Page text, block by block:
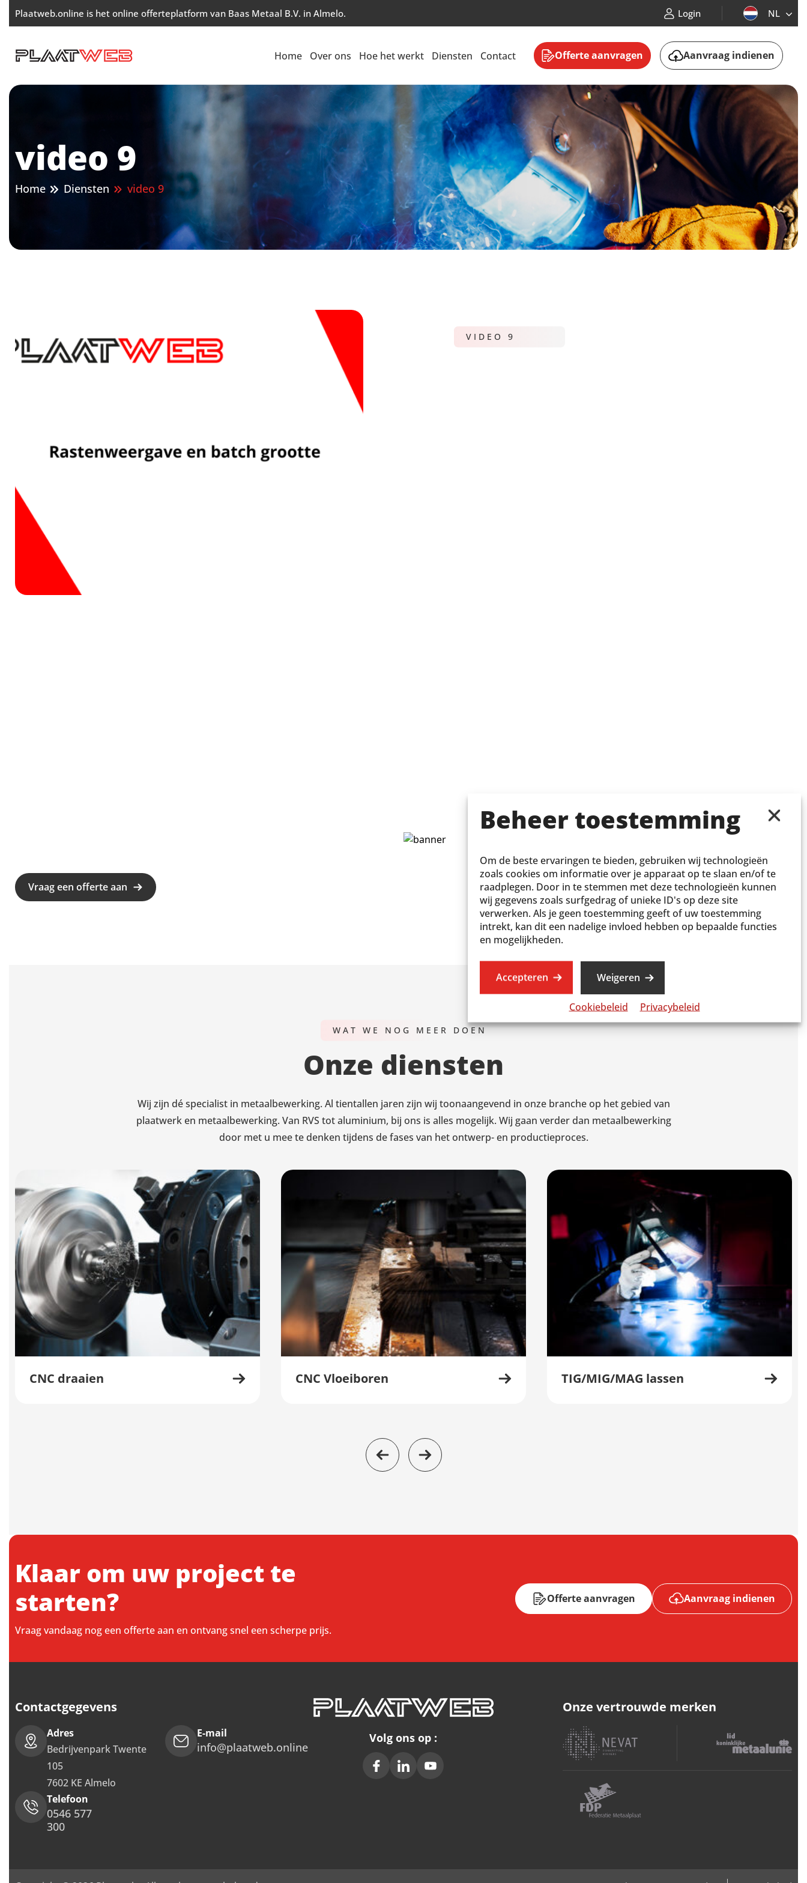
Beheer toestemming
Om de beste ervaringen te bieden, gebruiken wij technologieën
zoals cookies om informatie over je apparaat op te slaan en/of te
raadplegen. Door in te stemmen met deze technologieën kunnen
wij gegevens zoals surfgedrag of unieke ID's op deze site
verwerken. Als je geen toestemming geeft of uw toestemming
intrekt, kan dit een nadelige invloed hebben op bepaalde functies
en mogelijkheden.
Accepteren Weigeren
Cookiebeleid Privacybeleid
Ga
naar
inhoud
Plaatweb.online is het online offerteplatform van Baas Metaal B.V. in Almelo. Login NL
Home Over ons Hoe het werkt Diensten Contact Offerte aanvragen Aanvraag indienen
video 9
Home Diensten video 9
VIDEO 9
Vraag een offerte aan
WAT WE NOG MEER DOEN
Onze diensten
Wij zijn dé specialist in metaalbewerking. Al tientallen jaren zijn wij toonaangevend in onze branche op het gebied van
plaatwerk en metaalbewerking. Van RVS tot aluminium, bij ons is alles mogelijk. Wij gaan verder dan metaalbewerking
door met u mee te denken tijdens de fases van het ontwerp- en productieproces.
CNC draaien CNC Vloeiboren TIG/MIG/MAG lassen
Klaar om uw project te
starten?
Vraag vandaag nog een offerte aan en ontvang snel een scherpe prijs.
Offerte aanvragen Aanvraag indienen
Contactgegevens
Adres
Bedrijvenpark Twente
105
7602 KE Almelo
E-mail
info@plaatweb.online
Telefoon
0546 577
300
Volg ons op :
Onze vertrouwde merken